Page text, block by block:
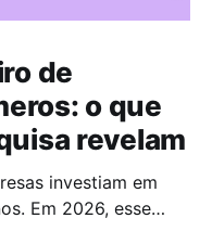
de
o que
revelam
investiam em
Em 2026, esse